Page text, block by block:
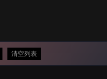
清空列表